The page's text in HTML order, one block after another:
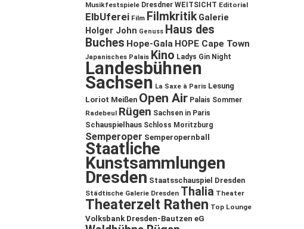
Musikfestspiele Dresdner WEITSICHT Editorial
ElbUferei Film Filmkritik Galerie
Holger John Genuss Haus des
Buches Hope-Gala HOPE Cape Town
Japanisches Palais Kino Ladys Gin Night
Landesbühnen
Sachsen La Saxe à Paris Lesung
Loriot Meißen Open Air Palais Sommer
Radebeul Rügen Sachsen in Paris
Schauspielhaus Schloss Moritzburg
Semperoper Semperopernball
Staatliche
Kunstsammlungen
Dresden Staatsschauspiel Dresden
Städtische Galerie Dresden Thalia Theater
Theaterzelt Rathen Top Lounge
Volksbank Dresden-Bautzen eG